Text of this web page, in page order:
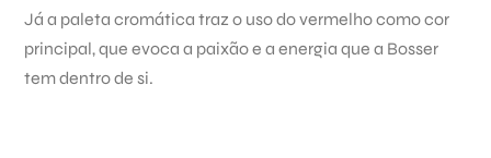
Já a paleta cromática traz o uso do vermelho como cor
principal, que evoca a paixão e a energia que a Bosser
tem dentro de si.